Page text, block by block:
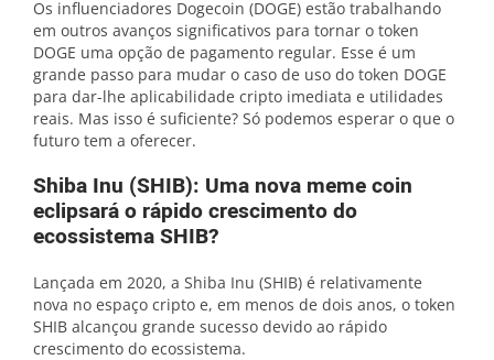
Os influenciadores Dogecoin (DOGE) estão trabalhando
em outros avanços significativos para tornar o token
DOGE uma opção de pagamento regular. Esse é um
grande passo para mudar o caso de uso do token DOGE
para dar-lhe aplicabilidade cripto imediata e utilidades
reais. Mas isso é suficiente? Só podemos esperar o que o
futuro tem a oferecer.
Shiba Inu (SHIB): Uma nova meme coin
eclipsará o rápido crescimento do
ecossistema SHIB?
Lançada em 2020, a Shiba Inu (SHIB) é relativamente
nova no espaço cripto e, em menos de dois anos, o token
SHIB alcançou grande sucesso devido ao rápido
crescimento do ecossistema.